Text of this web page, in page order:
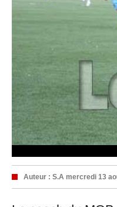
Auteur : S.A mercredi 13